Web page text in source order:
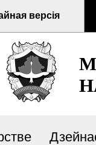
версія